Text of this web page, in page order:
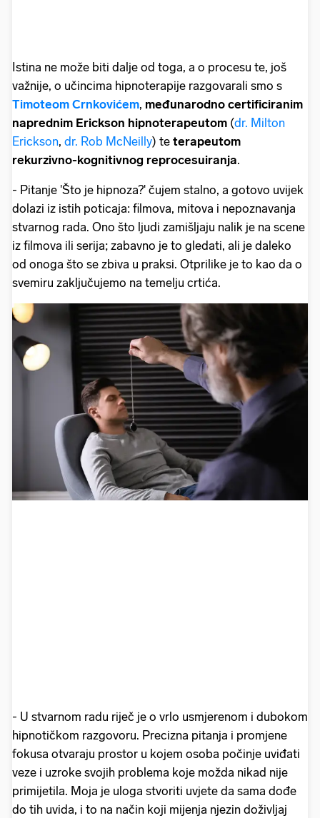
Istina ne može biti dalje od toga, a o procesu te, još
važnije, o učincima hipnoterapije razgovarali smo s
Timoteom Crnkovićem, međunarodno certificiranim
naprednim Erickson hipnoterapeutom (dr. Milton
Erickson, dr. Rob McNeilly) te terapeutom
rekurzivno-kognitivnog reprocesuiranja.
- Pitanje 'Što je hipnoza?' čujem stalno, a gotovo uvijek
dolazi iz istih poticaja: filmova, mitova i nepoznavanja
stvarnog rada. Ono što ljudi zamišljaju nalik je na scene
iz filmova ili serija; zabavno je to gledati, ali je daleko
od onoga što se zbiva u praksi. Otprilike je to kao da o
svemiru zaključujemo na temelju crtića.
- U stvarnom radu riječ je o vrlo usmjerenom i dubokom
hipnotičkom razgovoru. Precizna pitanja i promjene
fokusa otvaraju prostor u kojem osoba počinje uviđati
veze i uzroke svojih problema koje možda nikad nije
primijetila. Moja je uloga stvoriti uvjete da sama dođe
do tih uvida, i to na način koji mijenja njezin doživljaj